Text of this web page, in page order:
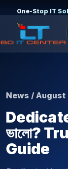
One-Stop IT
News / August
ভালো?
Guide